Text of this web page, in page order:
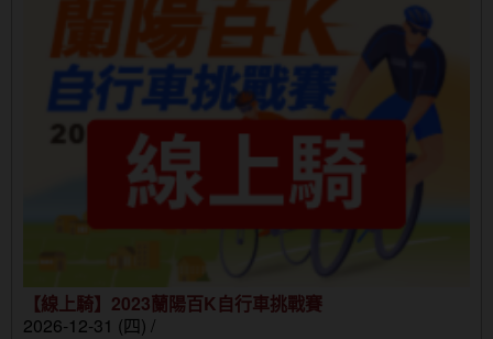
【線上騎】2023蘭陽百K自行車挑戰賽
2026-12-31 (四) /